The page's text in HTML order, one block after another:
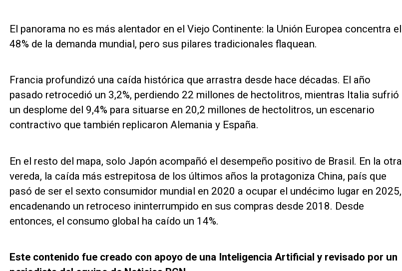
El panorama no es más alentador en el Viejo Continente: la Unión Europea concentra el
48% de la demanda mundial, pero sus pilares tradicionales flaquean.
Francia profundizó una caída histórica que arrastra desde hace décadas. El año
pasado retrocedió un 3,2%, perdiendo 22 millones de hectolitros, mientras Italia sufrió
un desplome del 9,4% para situarse en 20,2 millones de hectolitros, un escenario
contractivo que también replicaron Alemania y España.
En el resto del mapa, solo Japón acompañó el desempeño positivo de Brasil. En la otra
vereda, la caída más estrepitosa de los últimos años la protagoniza China, país que
pasó de ser el sexto consumidor mundial en 2020 a ocupar el undécimo lugar en 2025,
encadenando un retroceso ininterrumpido en sus compras desde 2018. Desde
entonces, el consumo global ha caído un 14%.
Este contenido fue creado con apoyo de una Inteligencia Artificial y revisado por un